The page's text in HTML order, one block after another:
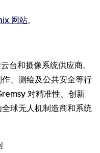
网站。
台和摄像系统供应商。
、测绘及公共安全等行
对精准性、创新
球无人机制造商和系统